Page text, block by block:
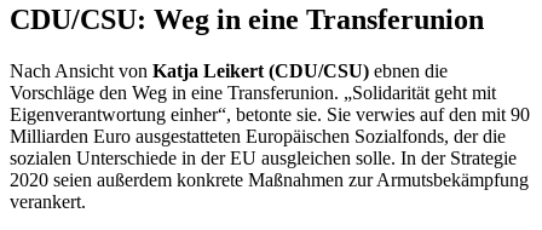
CDU/CSU: Weg in eine Transferunion
Nach Ansicht von Katja Leikert (CDU/CSU) ebnen die
Vorschläge den Weg in eine Transferunion. „Solidarität geht mit
Eigenverantwortung einher“, betonte sie. Sie verwies auf den mit 90
Milliarden Euro ausgestatteten Europäischen Sozialfonds, der die
sozialen Unterschiede in der EU ausgleichen solle. In der Strategie
2020 seien außerdem konkrete Maßnahmen zur Armutsbekämpfung
verankert.